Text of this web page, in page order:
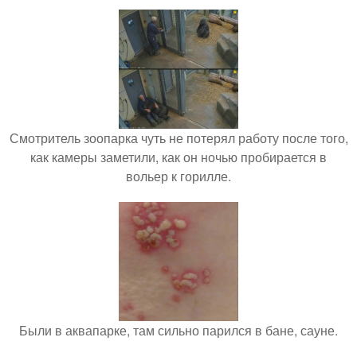
Смотритель зоопарка чуть не потерял работу после того,
как камеры заметили, как он ночью пробирается в
вольер к горилле.
Были в аквапарке, там сильно парился в бане, сауне.